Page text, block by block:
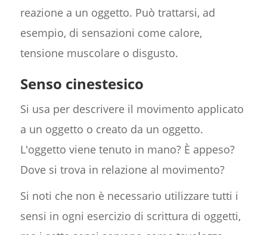
reazione a un oggetto. Può trattarsi, ad
esempio, di sensazioni come calore,
tensione muscolare o disgusto.
Senso cinestesico
Si usa per descrivere il movimento applicato
a un oggetto o creato da un oggetto.
L'oggetto viene tenuto in mano? È appeso?
Dove si trova in relazione al movimento?
Si noti che non è necessario utilizzare tutti i
sensi in ogni esercizio di scrittura di oggetti,